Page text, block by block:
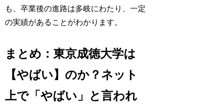
も、卒業後の進路は多岐にわたり、一定
の実績があることがわかります。
まとめ：東京成徳大学は
【やばい】のか？ネット
上で「やばい」と言われ